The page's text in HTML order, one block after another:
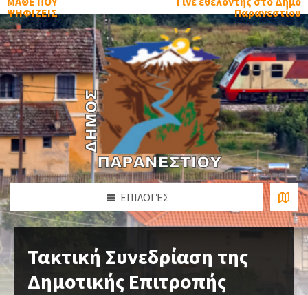
ΨΗΦΙΖΕΙΣ
Παρανεστίου
ΕΠΙΛΟΓΈΣ
Τακτική Συνεδρίαση της
Δημοτικής Επιτροπής